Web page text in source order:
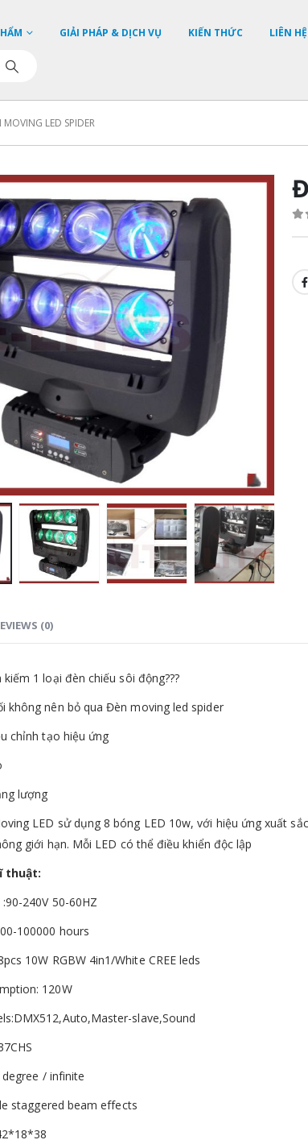
GIẢI PHÁP & DỊCH VỤ KIẾN THỨC LIÊN HỆ
LED SPIDER
(0)
1 loại đèn chiếu sôi động???
không nên bỏ qua Đèn moving led spider
chỉnh tạo hiệu ứng
lượng
LED sử dụng 8 bóng LED 10w, với hiệu ứng xuất
giới hạn. Mỗi LED có thể điều khiển độc lập
thuật:
240V 50-60HZ
100000 hours
10W RGBW 4in1/White CREE leds
120W
slave,Sound
/ infinite
staggered beam effects